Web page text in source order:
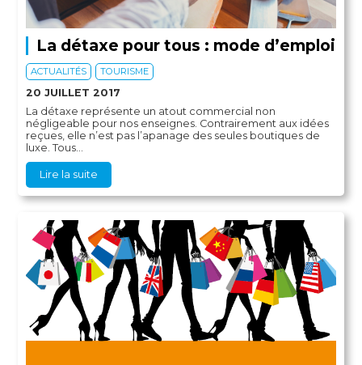
La détaxe pour tous : mode d’emploi
ACTUALITÉS TOURISME
20 JUILLET 2017
La détaxe représente un atout commercial non
négligeable pour nos enseignes. Contrairement aux idées
reçues, elle n’est pas l’apanage des seules boutiques de
luxe. Tous...
Lire la suite